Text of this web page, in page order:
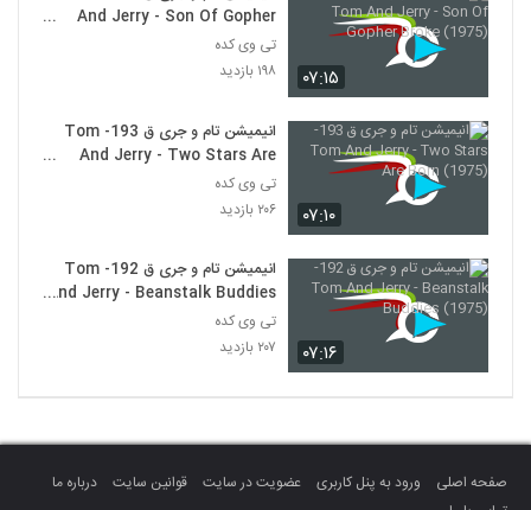
۰۷:۱۵
And Jerry - Son Of Gopher
Broke (1975)
تی وی کده
۱۹۸ بازدید
۰۷:۱۰
انیمیشن تام و جری ق 193- Tom
And Jerry - Two Stars Are
Born (1975)
تی وی کده
۲۰۶ بازدید
۰۷:۱۶
انیمیشن تام و جری ق 192- Tom
And Jerry - Beanstalk Buddies
(1975)
تی وی کده
۲۰۷ بازدید
صفحه اصلی ورود به پنل کاربری عضویت در سایت قوانین سایت
درباره ما